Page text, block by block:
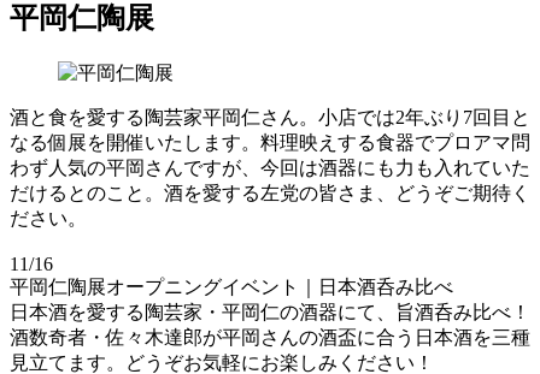
平岡仁陶展
酒と食を愛する陶芸家平岡仁さん。小店では2年ぶり7回目と
なる個展を開催いたします。料理映えする食器でプロアマ問
わず人気の平岡さんですが、今回は酒器にも力も入れていた
だけるとのこと。酒を愛する左党の皆さま、どうぞご期待く
ださい。
11/16
平岡仁陶展オープニングイベント｜日本酒呑み比べ
日本酒を愛する陶芸家・平岡仁の酒器にて、旨酒呑み比べ！
酒数奇者・佐々木達郎が平岡さんの酒盃に合う日本酒を三種
見立てます。どうぞお気軽にお楽しみください！